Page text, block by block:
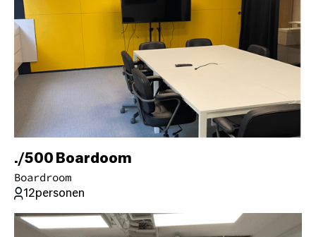
./500 Boardoom
Boardroom
12personen